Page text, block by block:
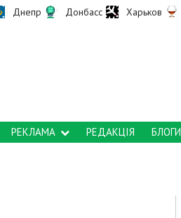
Днепр Донбасс Харьков
РЕКЛАМА РЕДАКЦІЯ БЛОГИ